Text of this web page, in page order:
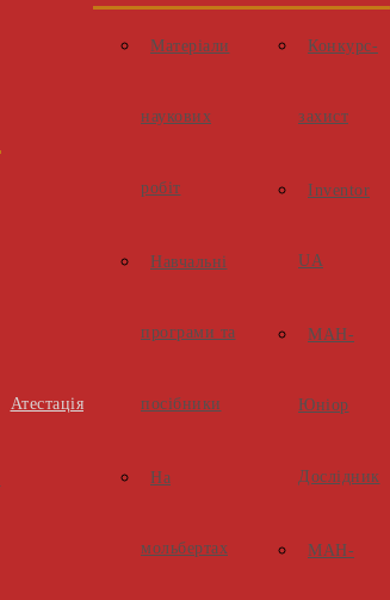
Атестація
Матеріали
наукових
робіт
Навчальні
програми та
посібники
На
мольбертах
Конкурс-
захист
Inventor
UA
МАН-
Юніор
Дослідник
МАН-